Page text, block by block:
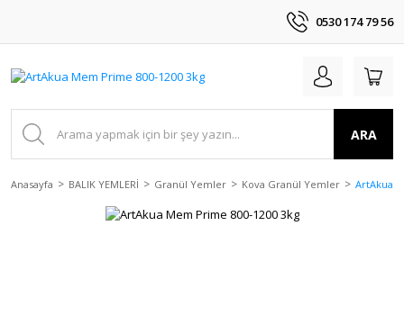
0530 174 79 56
ARA
Anasayfa BALIK YEMLERİ Granül Yemler Kova Granül Yemler ArtAkua